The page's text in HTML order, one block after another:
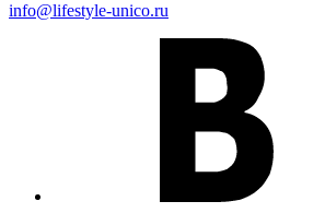
info@lifestyle-unico.ru